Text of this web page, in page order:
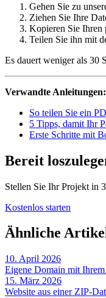
Gehen Sie zu
Ziehen Sie Ihre
Kopieren Sie Ihren
Teilen Sie ihn mit
Es dauert weniger als 30
Verwandte Anleitungen:
So teilen Sie ein
5 Tipps, damit Ihr
Erste Schritte mit
Bereit
Stellen Sie Ihr Projekt in
Kostenlos starten
Ähnliche
10. April 2026
Eigene Domain mit
15. März 2026
Website aus einer ZIP-